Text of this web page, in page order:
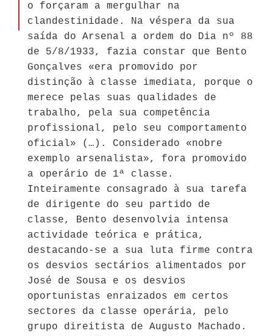
o forçaram a mergulhar na
clandestinidade. Na véspera da sua
saída do Arsenal a ordem do Dia nº 88
de 5/8/1933, fazia constar que Bento
Gonçalves «era promovido por
distinção à classe imediata, porque o
merece pelas suas qualidades de
trabalho, pela sua competência
profissional, pelo seu comportamento
oficial» (…). Considerado «nobre
exemplo arsenalista», fora promovido
a operário de 1ª classe.
Inteiramente consagrado à sua tarefa
de dirigente do seu partido de
classe, Bento desenvolvia intensa
actividade teórica e prática,
destacando-se a sua luta firme contra
os desvios sectários alimentados por
José de Sousa e os desvios
oportunistas enraizados em certos
sectores da classe operária, pelo
grupo direitista de Augusto Machado.